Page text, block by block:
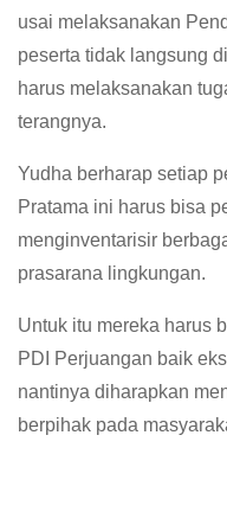
usai melaksanakan
peserta tidak langsung
harus melaksanakan
terangnya.
Yudha berharap setiap
Pratama ini harus bisa
menginventarisir
prasarana lingkungan.
Untuk itu mereka harus
PDI Perjuangan baik
nantinya diharapkan
berpihak pada